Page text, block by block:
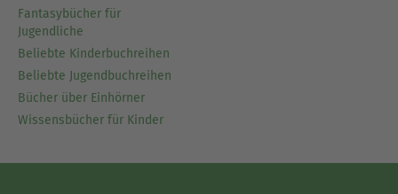
Fantasybücher für
Jugendliche
Beliebte Kinderbuchreihen
Beliebte Jugendbuchreihen
Bücher über Einhörner
Wissensbücher für Kinder